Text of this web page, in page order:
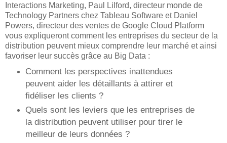
Interactions Marketing, Paul Lilford, directeur monde de
Technology Partners chez Tableau Software et Daniel
Powers, directeur des ventes de Google Cloud Platform
vous expliqueront comment les entreprises du secteur de la
distribution peuvent mieux comprendre leur marché et ainsi
favoriser leur succès grâce au Big Data :
Comment les perspectives inattendues
peuvent aider les détaillants à attirer et
fidéliser les clients ?
Quels sont les leviers que les entreprises de
la distribution peuvent utiliser pour tirer le
meilleur de leurs données ?